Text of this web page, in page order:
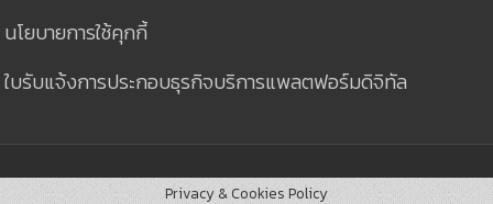
นโยบายการใช้คุกกี้
ใบรับแจ้งการประกอบธุรกิจบริการแพลตฟอร์มดิจิทัล
Privacy & Cookies Policy